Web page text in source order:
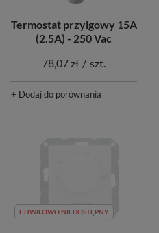
Termostat przylgowy 15A
(2.5A) - 250 Vac
78,07 zł / szt.
+ Dodaj do porównania
CHWILOWO NIEDOSTĘPNY